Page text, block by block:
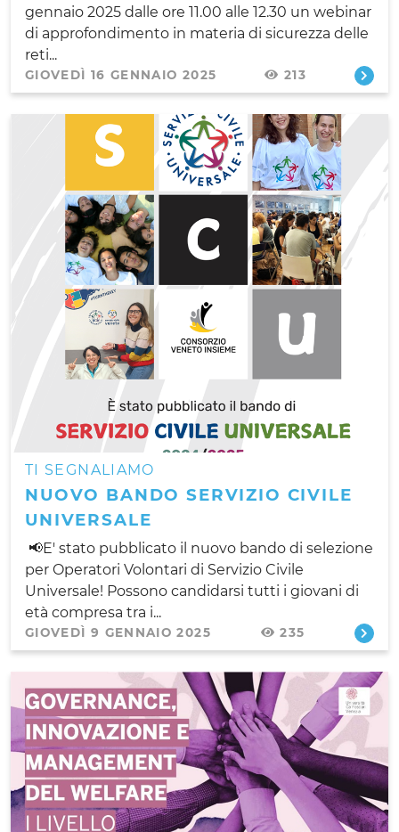
gennaio 2025 dalle ore 11.00 alle 12.30 un webinar
di approfondimento in materia di sicurezza delle
reti...
GIOVEDÌ 16 GENNAIO 2025 213
TI SEGNALIAMO
NUOVO BANDO SERVIZIO CIVILE
UNIVERSALE
📢E' stato pubblicato il nuovo bando di selezione
per Operatori Volontari di Servizio Civile
Universale! Possono candidarsi tutti i giovani di
età compresa tra i...
GIOVEDÌ 9 GENNAIO 2025 235